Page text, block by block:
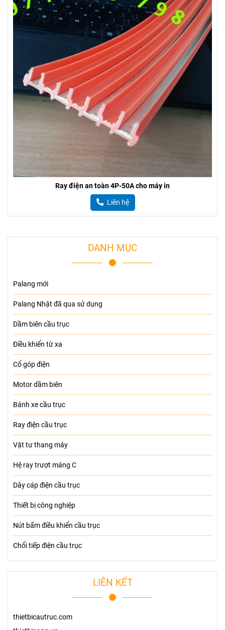
Ray điện an toàn 4P-50A cho máy in
Liên hệ
DANH MỤC
Palang mới
Palang Nhật đã qua sử dụng
Dầm biên cầu trục
Điều khiển từ xa
Cổ góp điện
Motor dầm biên
Bánh xe cầu trục
Ray điện cầu trục
Vật tư thang máy
Hệ ray trượt máng C
Dây cáp điện cầu trục
Thiết bị công nghiệp
Nút bấm điều khiển cầu trục
Chổi tiếp điện cầu trục
LIÊN KẾT
thietbicautruc.com